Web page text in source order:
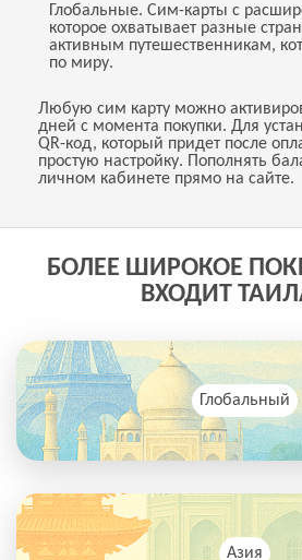
Глобальные. Сим-карты с
которое охватывает разные
активным путешественникам,
по миру.
Любую сим карту можно
дней с момента покупки. Для
QR-код, который придет после
простую настройку. Пополнять
личном кабинете прямо на сайте.
БОЛЕЕ ШИРОКОЕ
ВХОДИТ
Глобальный
Азия